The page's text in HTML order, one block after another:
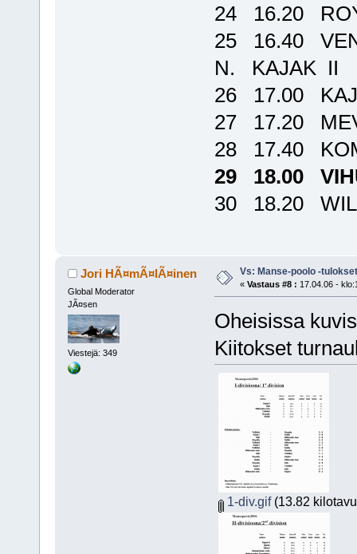
24 16.20
25 16.40
N. KAJAK II
26 17.00
27 17.20
28 17.40
29 18.00
30 18.20
Jori HÃ¤mÃ¤lÃ¤inen
Global Moderator
JÃ¤sen
Viestejä: 349
Vs: Manse-poolo -
« Vastaus #8 : 17.04.06 -
Oheisissa
Kiitokset
1-div.gif(13.82